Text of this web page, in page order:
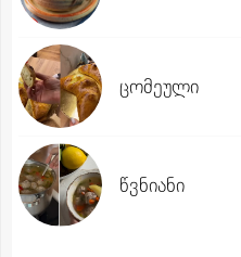
ცომეული
წვნიანი